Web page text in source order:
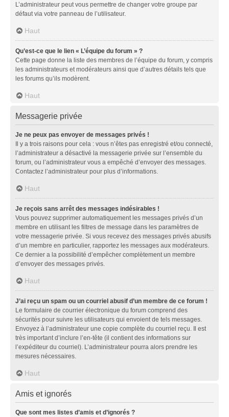
L’administrateur peut vous permettre de changer votre groupe par
défaut via votre panneau de l’utilisateur.
Haut
Qu’est-ce que le lien « L’équipe du forum » ?
Cette page donne la liste des membres de l’équipe du forum, y compris
les administrateurs et modérateurs ainsi que d’autres détails tels que
les forums qu’ils modèrent.
Haut
Messagerie privée
Je ne peux pas envoyer de messages privés !
Il y a trois raisons pour cela : vous n’êtes pas enregistré et/ou connecté,
l’administrateur a désactivé la messagerie privée sur l’ensemble du
forum, ou l’administrateur vous a empêché d’envoyer des messages.
Contactez l’administrateur pour plus d’informations.
Haut
Je reçois sans arrêt des messages indésirables !
Vous pouvez supprimer automatiquement les messages privés d’un
membre en utilisant les filtres de message dans les paramètres de
votre messagerie privée. Si vous recevez des messages privés abusifs
d’un membre en particulier, rapportez les messages aux modérateurs.
Ce dernier a la possibilité d’empêcher complètement un membre
d’envoyer des messages privés.
Haut
J’ai reçu un spam ou un courriel abusif d’un membre de ce forum !
Le formulaire de courrier électronique du forum comprend des
sécurités pour suivre les utilisateurs qui envoient de tels messages.
Envoyez à l’administrateur une copie complète du courriel reçu. Il est
très important d’inclure l’en-tête (il contient des informations sur
l’expéditeur du courriel). L’administrateur pourra alors prendre les
mesures nécessaires.
Haut
Amis et ignorés
Que sont mes listes d’amis et d’ignorés ?